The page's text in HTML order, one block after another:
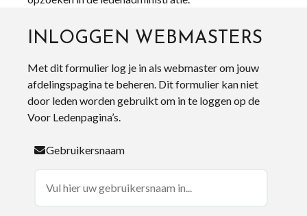
INLOGGEN WEBMASTERS
Met dit formulier log je in als webmaster om jouw
afdelingspagina te beheren. Dit formulier kan niet
door leden worden gebruikt om in te loggen op de
Voor Ledenpagina’s.
Gebruikersnaam